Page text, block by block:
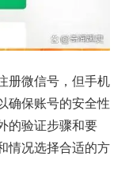
册微信号，但手机
确保账号的安全性
的验证步骤和要
情况选择合适的方